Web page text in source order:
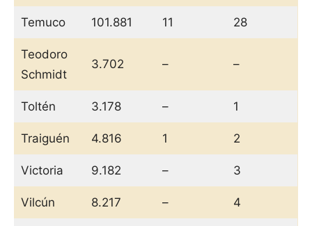
Temuco 101.881 11 28
Teodoro
Schmidt
3.702 – –
Toltén 3.178 – 1
Traiguén 4.816 1 2
Victoria 9.182 – 3
Vilcún 8.217 – 4